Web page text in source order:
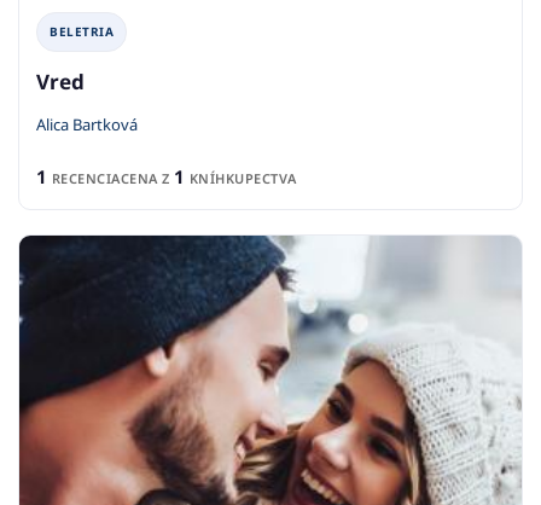
BELETRIA
Vred
Alica Bartková
1 RECENCIACENA Z 1 KNÍHKUPECTVA